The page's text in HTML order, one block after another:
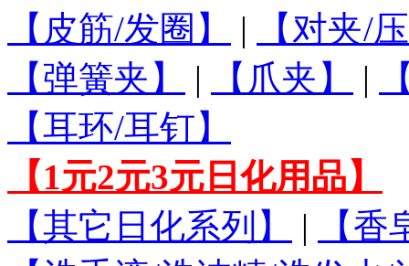
【皮筋/发圈】
|
【对夹/
【弹簧夹】
| 【爪夹】 |
【耳环/耳钉】
【1元2元3元日化用品】
【其它日化系列】
|
【